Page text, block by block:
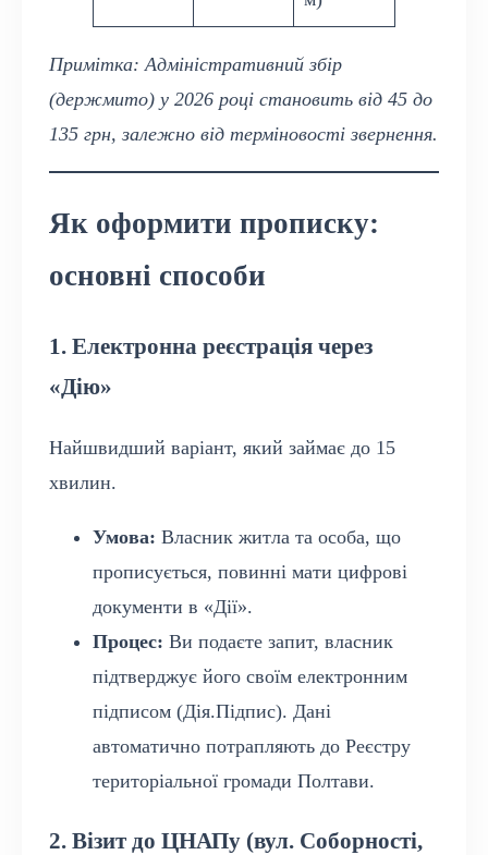
Примітка: Адміністративний збір
(держмито) у 2026 році становить від 45 до
135 грн, залежно від терміновості звернення.
Як оформити прописку:
основні способи
1. Електронна реєстрація через
«Дію»
Найшвидший варіант, який займає до 15
хвилин.
Умова: Власник житла та особа, що
прописується, повинні мати цифрові
документи в «Дії».
Процес: Ви подаєте запит, власник
підтверджує його своїм електронним
підписом (Дія.Підпис). Дані
автоматично потрапляють до Реєстру
територіальної громади Полтави.
2. Візит до ЦНАПу (вул. Соборності,